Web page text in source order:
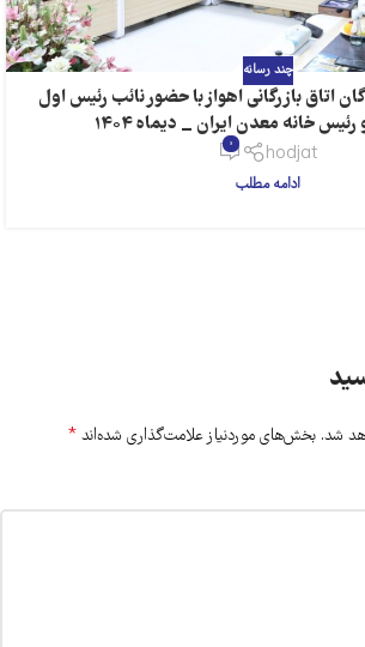
چند رسانه
اتاق بازرگانی اهواز با حضور نائب رئیس اول
رئیس خانه معدن ایران _ دیماه 1404
hodjat
0
ادامه مطلب
شد. بخش‌های موردنیاز علامت‌گذاری شده‌اند *